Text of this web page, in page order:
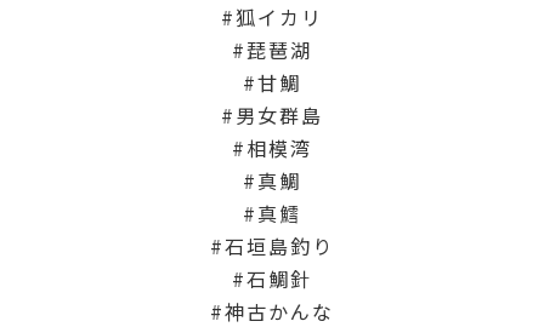
狐イカリ
琵琶湖
甘鯛
男女群島
相模湾
真鯛
真鱈
石垣島釣り
石鯛針
神古かんな